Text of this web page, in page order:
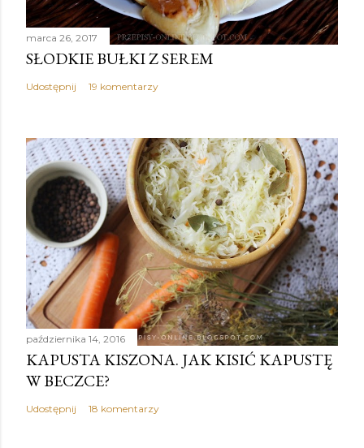
marca 26, 2017
SŁODKIE BUŁKI Z SEREM
Udostępnij 19 komentarzy
października 14, 2016
KAPUSTA KISZONA. JAK KISIĆ KAPUSTĘ
W BECZCE?
Udostępnij 18 komentarzy